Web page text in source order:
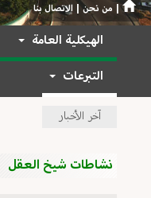
من نحن الاتصال بنا
الهيكلية العامة
التبرعات
آخر الأخبار
نشاطات شيخ العقل